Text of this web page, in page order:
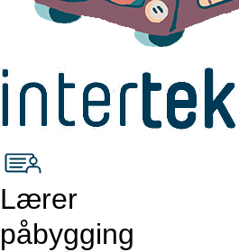
Lærer
påbygging